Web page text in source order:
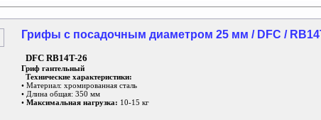
Грифы с посадочным диаметром 25 мм / DFC /
DFC RB14T-26
Гриф гантельный
Технические характеристики:
• Материал: хромированная сталь
• Длина общая: 350 мм
• Максимальная нагрузка: 10-15 кг